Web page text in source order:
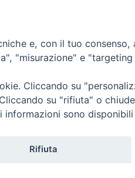
Cookie Policye, con il tuo
"misurazione" e
Cliccando su
su "rifiuta" o
sono disponibili
Rifiuta